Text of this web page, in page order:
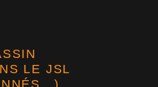
LE JSL